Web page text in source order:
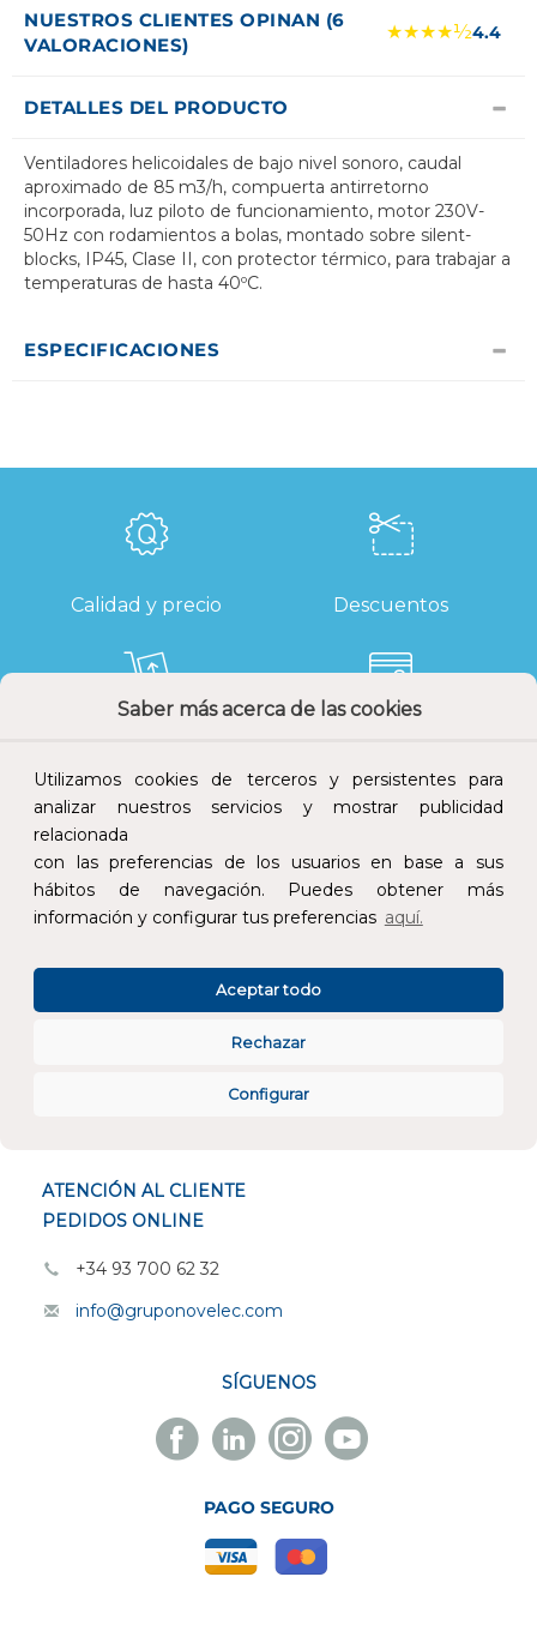
Saber más acerca de las cookies
Utilizamos cookies de terceros y persistentes para
analizar nuestros servicios y mostrar publicidad
relacionada
con las preferencias de los usuarios en base a sus
hábitos de navegación. Puedes obtener más
información y configurar tus preferencias aquí.
Configurar
Rechazar
Aceptar todo
NUESTROS CLIENTES OPINAN (6
VALORACIONES)
★★★★½4.4
DETALLES DEL PRODUCTO
Ventiladores helicoidales de bajo nivel sonoro, caudal
aproximado de 85 m3/h, compuerta antirretorno
incorporada, luz piloto de funcionamiento, motor 230V-
50Hz con rodamientos a bolas, montado sobre silent-
blocks, IP45, Clase II, con protector térmico, para trabajar a
temperaturas de hasta 40ºC.
ESPECIFICACIONES
Calidad y precio Descuentos
Atención al cliente
ATENCIÓN AL CLIENTE
PEDIDOS ONLINE
+34 93 700 62 32
info@gruponovelec.com
SÍGUENOS
Facebook
Novelec
Linkedin
Novelec
Instagram
Novelec
Youtube
Novelec
PAGO SEGURO